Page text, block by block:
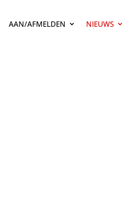
AAN/AFMELDEN NIEUWS